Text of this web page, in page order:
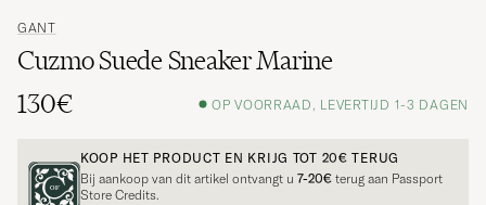
GANT
Cuzmo Suede Sneaker Marine
130€
OP VOORRAAD, LEVERTIJD 1-3 DAGEN
KOOP HET PRODUCT EN KRIJG TOT 20€ TERUG
Bij aankoop van dit artikel ontvangt u 7-20€ terug aan Passport
Store Credits.